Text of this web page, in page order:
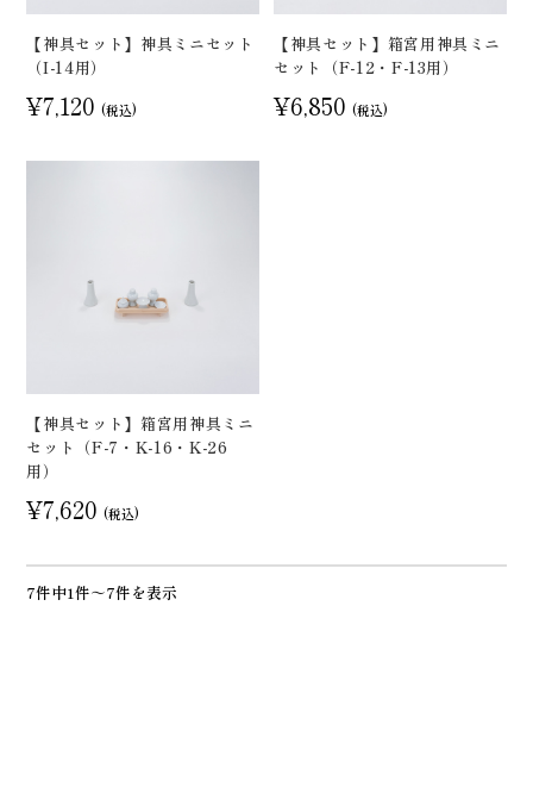
【神具セット】神具ミニセット
（I-14用）
¥7,120 (税込)
【神具セット】箱宮用神具ミニ
セット（F-12・F-13用）
¥6,850 (税込)
【神具セット】箱宮用神具ミニ
セット（F-7・K-16・K-26
用）
¥7,620 (税込)
7件中1件～7件を表示